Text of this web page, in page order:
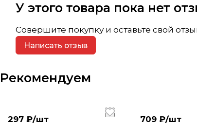
У этого товара пока нет
Совершите покупку и оставьте свой
Написать отзыв
Рекомендуем
297 ₽/шт 709 ₽/шт